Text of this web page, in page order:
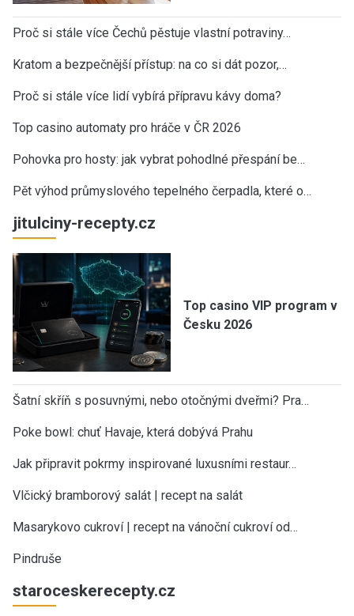
Proč si stále více Čechů pěstuje vlastní potraviny…
Kratom a bezpečnější přístup: na co si dát pozor,…
Proč si stále více lidí vybírá přípravu kávy doma?
Top casino automaty pro hráče v ČR 2026
Pohovka pro hosty: jak vybrat pohodlné přespání be…
Pět výhod průmyslového tepelného čerpadla, které o…
jitulciny-recepty.cz
Top casino VIP program v
Česku 2026
Šatní skříň s posuvnými, nebo otočnými dveřmi? Pra…
Poke bowl: chuť Havaje, která dobývá Prahu
Jak připravit pokrmy inspirované luxusními restaur…
Vlčický bramborový salát | recept na salát
Masarykovo cukroví | recept na vánoční cukroví od…
Pindruše
staroceskerecepty.cz